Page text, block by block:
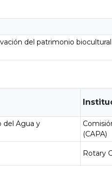
del patrimonio
del Agua y
(CAPA)
Rotary